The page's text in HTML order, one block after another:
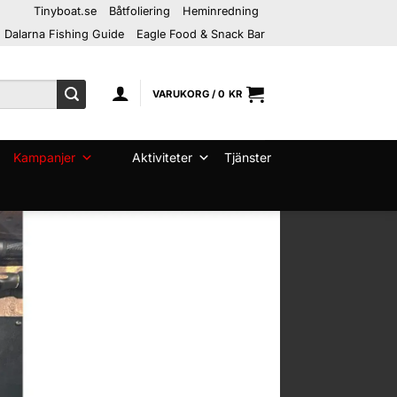
Tinyboat.se Båtfoliering
Heminredning
Dalarna Fishing Guide
Eagle Food & Snack Bar
VARUKORG /0 KR
Kampanjer Aktiviteter Tjänster